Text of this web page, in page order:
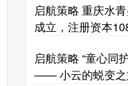
启航策略 重庆水
成立，注册资本
启航策略 “童心同
—— 小云的蜕变之